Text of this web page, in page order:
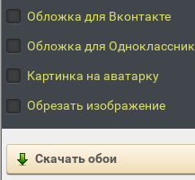
Обложка для Вконтакте
Обложка для
Картинка на аватарку
Обрезать изображение
Скачать обои